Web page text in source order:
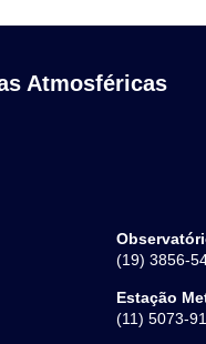
Atmosféricas
(19) 3856-
Estação
(11) 5073-